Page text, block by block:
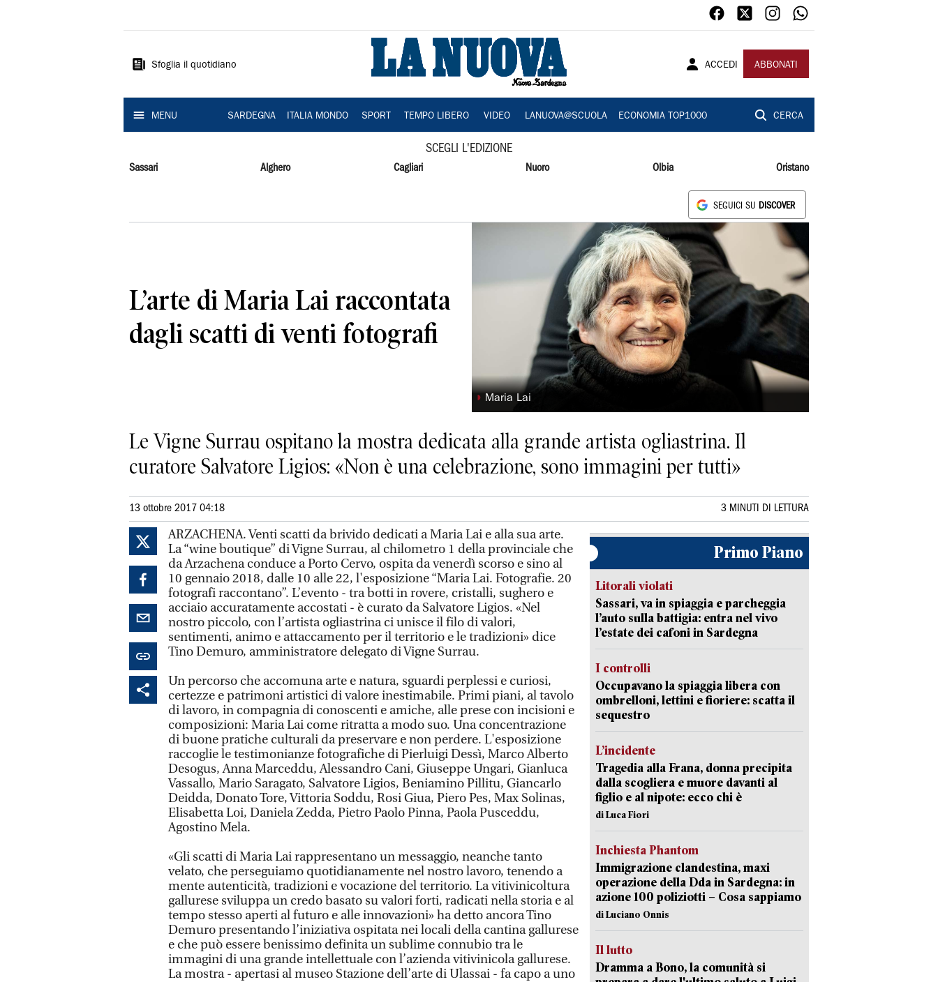
Sardegna
Sfoglia il quotidiano ACCEDI ABBONATI
MENU SARDEGNA ITALIA MONDO SPORT TEMPO LIBERO VIDEO LANUOVA@SCUOLA ECONOMIA TOP1000 CERCA
SCEGLI L'EDIZIONE
Sassari Alghero Cagliari Nuoro Olbia Oristano
SEGUICI SU DISCOVER
L’arte di Maria Lai raccontata
dagli scatti di venti fotografi
◗ Maria Lai
Le Vigne Surrau ospitano la mostra dedicata alla grande artista ogliastrina. Il
curatore Salvatore Ligios: «Non è una celebrazione, sono immagini per tutti»
13 ottobre 2017 04:18 3 MINUTI DI LETTURA
ARZACHENA. Venti scatti da brivido dedicati a Maria Lai e alla sua arte.
La “wine boutique” di Vigne Surrau, al chilometro 1 della provinciale che
da Arzachena conduce a Porto Cervo, ospita da venerdì scorso e sino al
10 gennaio 2018, dalle 10 alle 22, l'esposizione “Maria Lai. Fotografie. 20
fotografi raccontano”. L’evento - tra botti in rovere, cristalli, sughero e
acciaio accuratamente accostati - è curato da Salvatore Ligios. «Nel
nostro piccolo, con l’artista ogliastrina ci unisce il filo di valori,
sentimenti, animo e attaccamento per il territorio e le tradizioni» dice
Tino Demuro, amministratore delegato di Vigne Surrau.
Un percorso che accomuna arte e natura, sguardi perplessi e curiosi,
certezze e patrimoni artistici di valore inestimabile. Primi piani, al tavolo
di lavoro, in compagnia di conoscenti e amiche, alle prese con incisioni e
composizioni: Maria Lai come ritratta a modo suo. Una concentrazione
di buone pratiche culturali da preservare e non perdere. L'esposizione
raccoglie le testimonianze fotografiche di Pierluigi Dessì, Marco Alberto
Desogus, Anna Marceddu, Alessandro Cani, Giuseppe Ungari, Gianluca
Vassallo, Mario Saragato, Salvatore Ligios, Beniamino Pillitu, Giancarlo
Deidda, Donato Tore, Vittoria Soddu, Rosi Giua, Piero Pes, Max Solinas,
Elisabetta Loi, Daniela Zedda, Pietro Paolo Pinna, Paola Pusceddu,
Agostino Mela.
«Gli scatti di Maria Lai rappresentano un messaggio, neanche tanto
velato, che perseguiamo quotidianamente nel nostro lavoro, tenendo a
mente autenticità, tradizioni e vocazione del territorio. La vitivinicoltura
gallurese sviluppa un credo basato su valori forti, radicati nella storia e al
tempo stesso aperti al futuro e alle innovazioni» ha detto ancora Tino
Demuro presentando l’iniziativa ospitata nei locali della cantina gallurese
e che può essere benissimo definita un sublime connubio tra le
immagini di una grande intellettuale con l’azienda vitivinicola gallurese.
La mostra - apertasi al museo Stazione dell’arte di Ulassai - fa capo a uno
Primo Piano
Litorali violati
Sassari, va in spiaggia e parcheggia
l’auto sulla battigia: entra nel vivo
l’estate dei cafoni in Sardegna
I controlli
Occupavano la spiaggia libera con
ombrelloni, lettini e fioriere: scatta il
sequestro
L’incidente
Tragedia alla Frana, donna precipita
dalla scogliera e muore davanti al
figlio e al nipote: ecco chi è
di Luca Fiori
Inchiesta Phantom
Immigrazione clandestina, maxi
operazione della Dda in Sardegna: in
azione 100 poliziotti – Cosa sappiamo
di Luciano Onnis
Il lutto
Dramma a Bono, la comunità si